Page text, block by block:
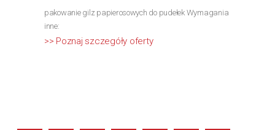
pakowanie gilz papierosowych do pudełek Wymagania
inne:
>> Poznaj szczegóły oferty